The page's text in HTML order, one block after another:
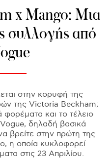
x Mango: Μια
συλλογής από
στην κορυφή της
της Victoria Beckham;
και το τέλειο
δηλαδή βασικά
βρείτε στην πρώτη της
η οποία κυκλοφορεί
στις 23 Απριλίου.